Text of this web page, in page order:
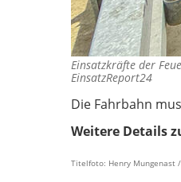
Einsatzkräfte der
EinsatzReport24
Die Fahrbahn
Weitere Details
Titelfoto: Henry Mungenast